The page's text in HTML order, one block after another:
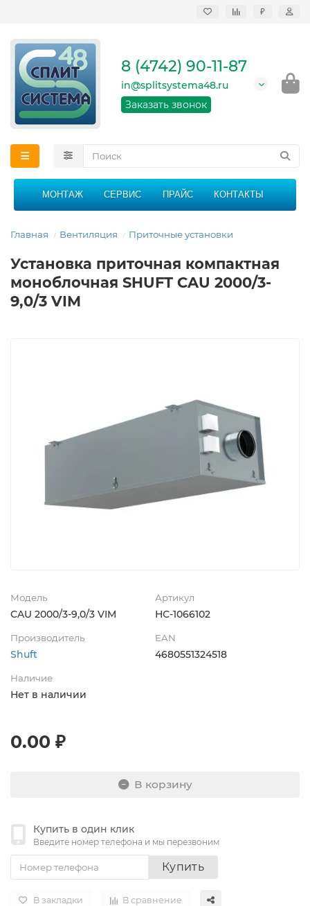
₽
кондиционеров в
области
График работы: 9:00 -
21:00 без перерыва и
8 (4742) 90-11-87
in@splitsystema48.ru
Заказать звонок
МОНТАЖ СЕРВИС ПРАЙС КОНТАКТЫ
Главная Вентиляция Приточные установки
Установка приточная компактная
моноблочная SHUFT CAU 2000/3-
9,0/3 VIM
Модель
CAU 2000/3-9,0/3 VIM
Артикул
НС-1066102
Производитель
Shuft
EAN
4680551324518
Наличие
Нет в наличии
0.00 ₽
В корзину
Купить в один клик
Введите номер телефона и мы перезвоним
Купить
В закладки В сравнение